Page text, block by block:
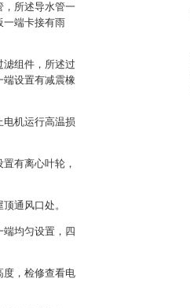
所述导水管一
一端卡接有雨
组件，所述过
设置有减震橡
机运行高温损
有离心叶轮，
通风口处。
均匀设置，四
度，检修查看电